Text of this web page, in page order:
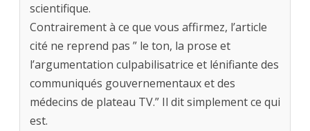
scientifique.
Contrairement à ce que vous affirmez, l’article
cité ne reprend pas ” le ton, la prose et
l’argumentation culpabilisatrice et lénifiante des
communiqués gouvernementaux et des
médecins de plateau TV.” Il dit simplement ce qui
est.